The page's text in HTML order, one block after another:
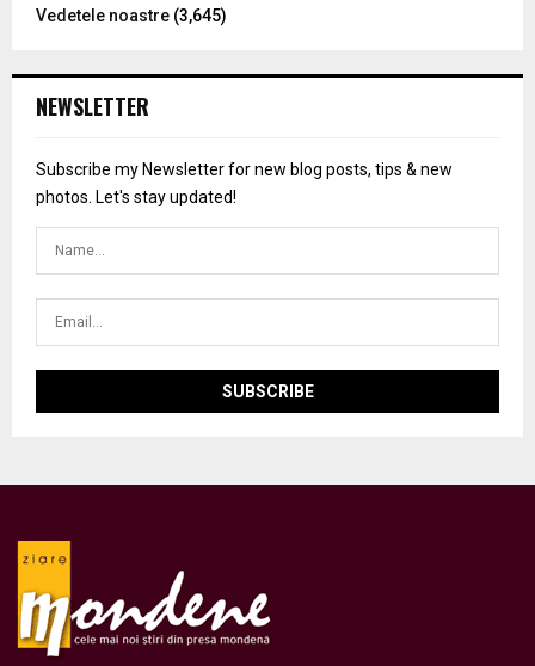
Vedetele noastre (3,645)
NEWSLETTER
Subscribe my Newsletter for new blog posts, tips & new
photos. Let's stay updated!